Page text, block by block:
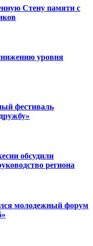
Стену памяти с
уровня
фестиваль
обсудили
региона
молодежный форум